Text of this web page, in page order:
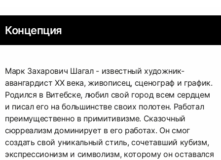
Концепция
Марк Захарович Шагал - известный художник-
авангардист ХХ века, живописец, сценограф и график.
Родился в Витебске, любил свой город всем сердцем
и писал его на большинстве своих полотен. Работал
преимущественно в примитивизме. Сказочный
сюрреализм доминирует в его работах. Он смог
создать свой уникальный стиль, сочетавший кубизм,
экспрессионизм и символизм, которому он оставался